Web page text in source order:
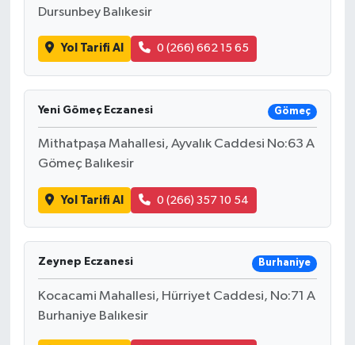
Dursunbey Balıkesir
Yol Tarifi Al 0 (266) 662 15 65
Yeni Gömeç Eczanesi Gömeç
Mithatpaşa Mahallesi, Ayvalık Caddesi No:63 A
Gömeç Balıkesir
Yol Tarifi Al 0 (266) 357 10 54
Zeynep Eczanesi Burhaniye
Kocacami Mahallesi, Hürriyet Caddesi, No:71 A
Burhaniye Balıkesir